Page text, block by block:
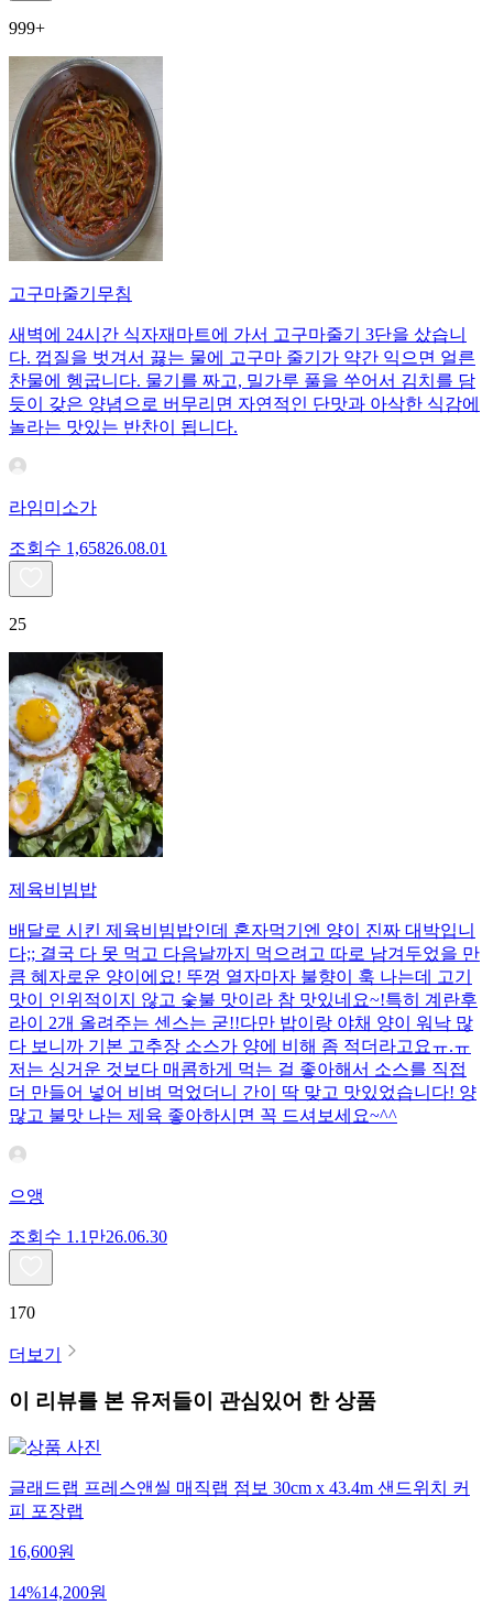
999+
고구마줄기무침
새벽에 24시간 식자재마트에 가서 고구마줄기 3단을 샀습니
다. 껍질을 벗겨서 끓는 물에 고구마 줄기가 약간 익으면 얼른
찬물에 헹굽니다. 물기를 짜고, 밀가루 풀을 쑤어서 김치를 담
듯이 갖은 양념으로 버무리면 자연적인 단맛과 아삭한 식감에
놀라는 맛있는 반찬이 됩니다.
라임미소가
조회수 1,65826.08.01
25
제육비빔밥
배달로 시킨 제육비빔밥인데 혼자먹기엔 양이 진짜 대박입니
다;; 결국 다 못 먹고 다음날까지 먹으려고 따로 남겨두었을 만
큼 혜자로운 양이에요! 뚜껑 열자마자 불향이 훅 나는데 고기
맛이 인위적이지 않고 숯불 맛이라 참 맛있네요~!특히 계란후
라이 2개 올려주는 센스는 굳!! ​다만 밥이랑 야채 양이 워낙 많
다 보니까 기본 고추장 소스가 양에 비해 좀 적더라고요ㅠ.ㅠ
저는 싱거운 것보다 매콤하게 먹는 걸 좋아해서 소스를 직접
더 만들어 넣어 비벼 먹었더니 간이 딱 맞고 맛있었습니다! 양
많고 불맛 나는 제육 좋아하시면 꼭 드셔보세요~^^
으앵
조회수 1.1만26.06.30
170
더보기
이 리뷰를 본 유저들이 관심있어 한 상품
글래드랩 프레스앤씰 매직랩 점보 30cm x 43.4m 샌드위치 커
피 포장랩
16,600원
14%14,200원